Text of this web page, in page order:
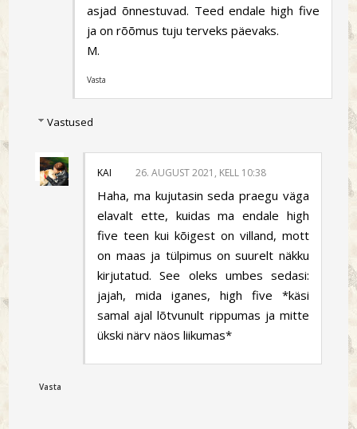
asjad õnnestuvad. Teed endale high five
ja on rõõmus tuju terveks päevaks.
M.
Vasta
Vastused
KAI 26. AUGUST 2021, KELL 10:38
Haha, ma kujutasin seda praegu väga
elavalt ette, kuidas ma endale high
five teen kui kõigest on villand, mott
on maas ja tülpimus on suurelt näkku
kirjutatud. See oleks umbes sedasi:
jajah, mida iganes, high five *käsi
samal ajal lõtvunult rippumas ja mitte
ükski närv näos liikumas*
Vasta